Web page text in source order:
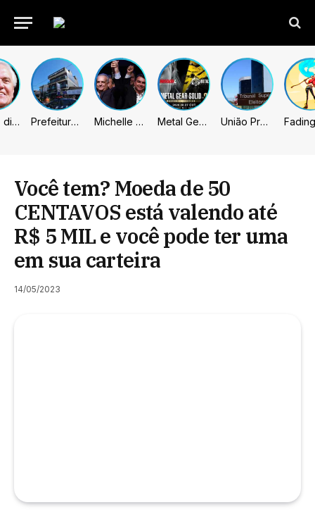
Caiado diz que “governa” com emendas e julga facções terroristas Prefeitura de Sumaré inaugura nova subsede da GCM na Área Cura Michelle celebra vice de Flávio: “Que chapa possa ser vitoriosa” Metal Gear Solid: Master Collection 2 terá legendas e menus em portugues União Progressista e PL terão mais tempo de propaganda eleitoral
Você tem? Moeda de 50
CENTAVOS está valendo até
R$ 5 MIL e você pode ter uma
em sua carteira
14/05/2023